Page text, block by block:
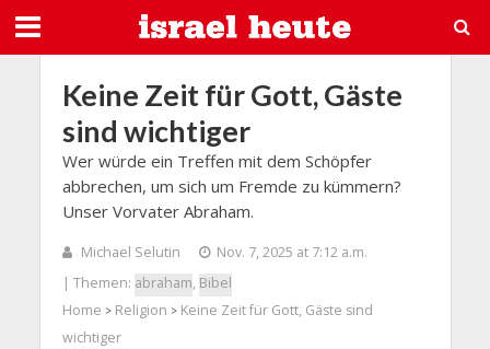
Keine Zeit für Gott, Gäste
sind wichtiger
Wer würde ein Treffen mit dem Schöpfer
abbrechen, um sich um Fremde zu kümmern?
Unser Vorvater Abraham.
Michael Selutin
Nov. 7, 2025 at 7:12 a.m.
| Themen: abraham, Bibel
Home > Religion > Keine Zeit für Gott, Gäste sind
wichtiger